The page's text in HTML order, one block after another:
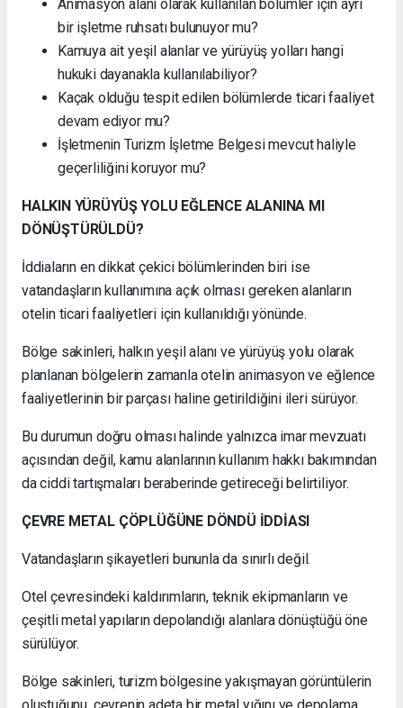
Animasyon alanı olarak kullanılan bölümler için ayrı
bir işletme ruhsatı bulunuyor mu?
Kamuya ait yeşil alanlar ve yürüyüş yolları hangi
hukuki dayanakla kullanılabiliyor?
Kaçak olduğu tespit edilen bölümlerde ticari faaliyet
devam ediyor mu?
İşletmenin Turizm İşletme Belgesi mevcut haliyle
geçerliliğini koruyor mu?
HALKIN YÜRÜYÜŞ YOLU EĞLENCE ALANINA MI
DÖNÜŞTÜRÜLDÜ?
İddiaların en dikkat çekici bölümlerinden biri ise
vatandaşların kullanımına açık olması gereken alanların
otelin ticari faaliyetleri için kullanıldığı yönünde.
Bölge sakinleri, halkın yeşil alanı ve yürüyüş yolu olarak
planlanan bölgelerin zamanla otelin animasyon ve eğlence
faaliyetlerinin bir parçası haline getirildiğini ileri sürüyor.
Bu durumun doğru olması halinde yalnızca imar mevzuatı
açısından değil, kamu alanlarının kullanım hakkı bakımından
da ciddi tartışmaları beraberinde getireceği belirtiliyor.
ÇEVRE METAL ÇÖPLÜĞÜNE DÖNDÜ İDDİASI
Vatandaşların şikayetleri bununla da sınırlı değil.
Otel çevresindeki kaldırımların, teknik ekipmanların ve
çeşitli metal yapıların depolandığı alanlara dönüştüğü öne
sürülüyor.
Bölge sakinleri, turizm bölgesine yakışmayan görüntülerin